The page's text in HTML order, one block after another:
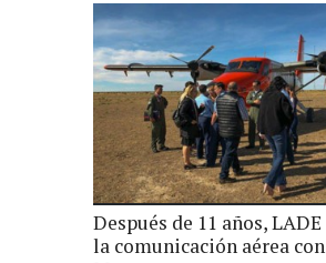
Después de 11 años,
la comunicación aérea